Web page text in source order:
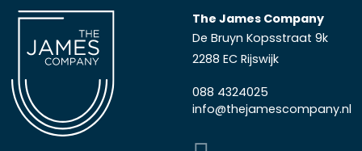
The James Company
De Bruyn Kopsstraat 9k
2288 EC Rijswijk
088 4324025
info@thejamescompany.nl